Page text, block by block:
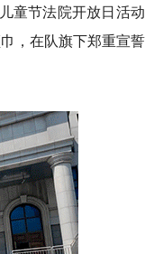
童节法院开放日活
，在队旗下郑重宣